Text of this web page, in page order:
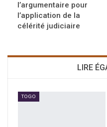
l’argumentaire pour
l’application de la
célérité judiciaire
LIRE
TOGO